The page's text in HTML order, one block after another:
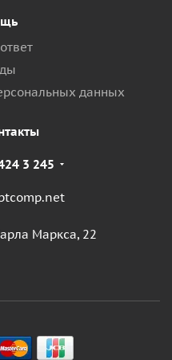
данных
3 245
Маркса, 22